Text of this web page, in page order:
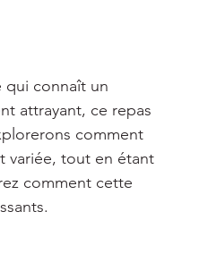
qui connaît un
attrayant, ce repas
comment
variée, tout en étant
comment cette